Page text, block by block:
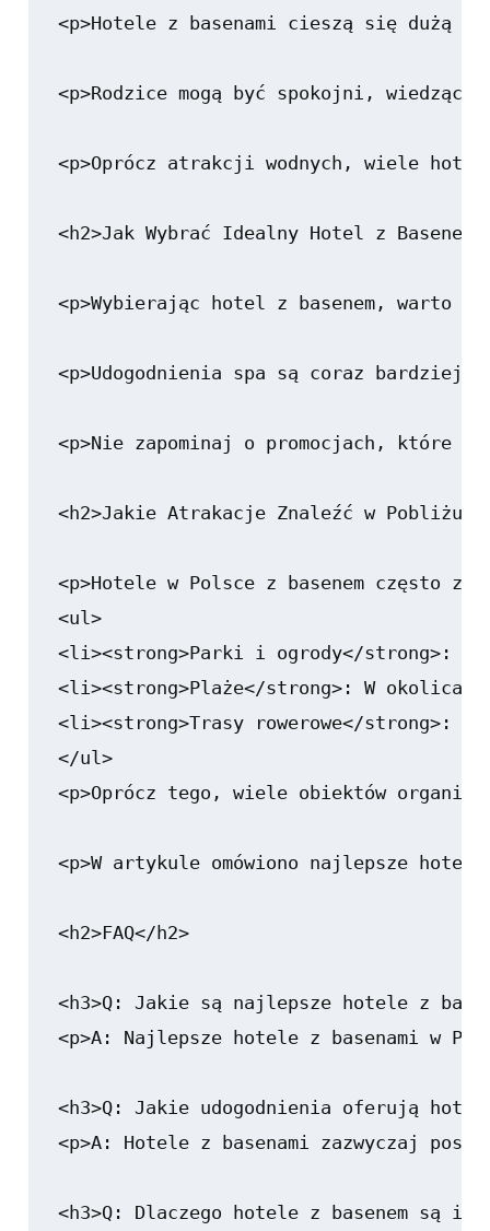
<p>Hotele z basenami cieszą się dużą
<p>Rodzice mogą być spokojni,
<p>Oprócz atrakcji wodnych, wiele
<h2>Jak Wybrać Idealny Hotel z
<p>Wybierając hotel z basenem, warto
<p>Udogodnienia spa są coraz
<p>Nie zapominaj o promocjach, które
<h2>Jakie Atrakacje Znaleźć w Pobliżu
<p>Hotele w Polsce z basenem często
<ul>
<li><strong>Parki i ogrody</strong>:
<li><strong>Plaże</strong>: W
<li><strong>Trasy rowerowe</strong>:
</ul>
<p>Oprócz tego, wiele obiektów
<p>W artykule omówiono najlepsze
<h2>FAQ</h2>
<h3>Q: Jakie są najlepsze hotele z
<p>A: Najlepsze hotele z basenami w
<h3>Q: Jakie udogodnienia oferują hotele
<p>A: Hotele z basenami zazwyczaj
<h3>Q: Dlaczego hotele z basenem są